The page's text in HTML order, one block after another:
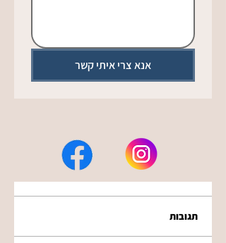
אנא צרי איתי קשר
תגובות